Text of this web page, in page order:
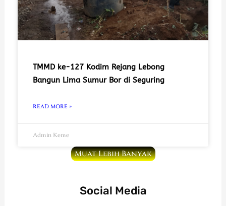
TMMD ke-127 Kodim Rejang Lebong
Bangun Lima Sumur Bor di Seguring
READ MORE »
Admin Keme
Muat Lebih Banyak
Social Media